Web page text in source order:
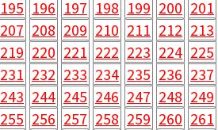
195 196 197 198 199 200 201
207 208 209 210 211 212 213
219 220 221 222 223 224 225
231 232 233 234 235 236 237
243 244 245 246 247 248 249
255 256 257 258 259 260 261